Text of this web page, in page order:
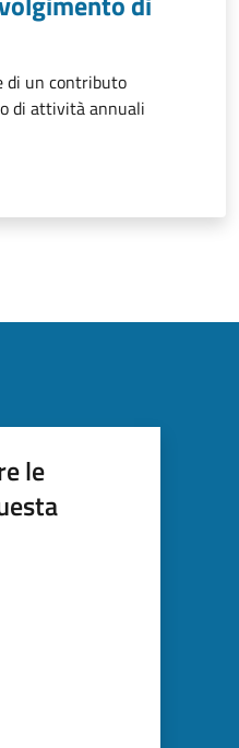
di un contributo
di attività annuali
le